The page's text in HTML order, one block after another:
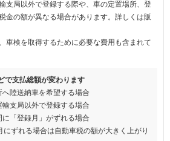
支局以外で登録する際や、車の定置場所、登
金の額が異なる場合があります。詳しくは販
車検を取得するために必要な費用も含まれて
で支払総額が変わります
陸送納車を希望する場合
支局以外で登録する場合
「登録月」がずれる場合
にずれる場合は自動車税の額が大きく上がり